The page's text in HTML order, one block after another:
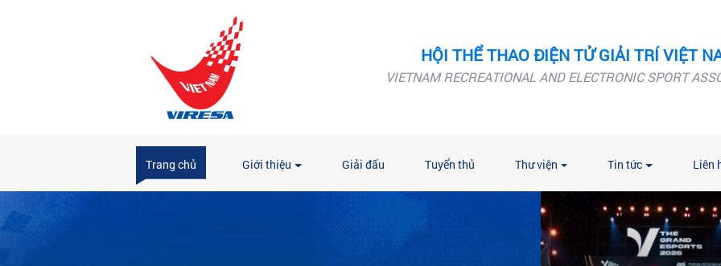
HỘI THỂ THAO ĐIỆN TỬ GIẢI TRÍ VIỆT
VIETNAM RECREATIONAL AND ELECTRONIC SPORT
Trang chủ Giới thiệu Giải đấu Tuyển thủ Thư viện Tin tức Liên